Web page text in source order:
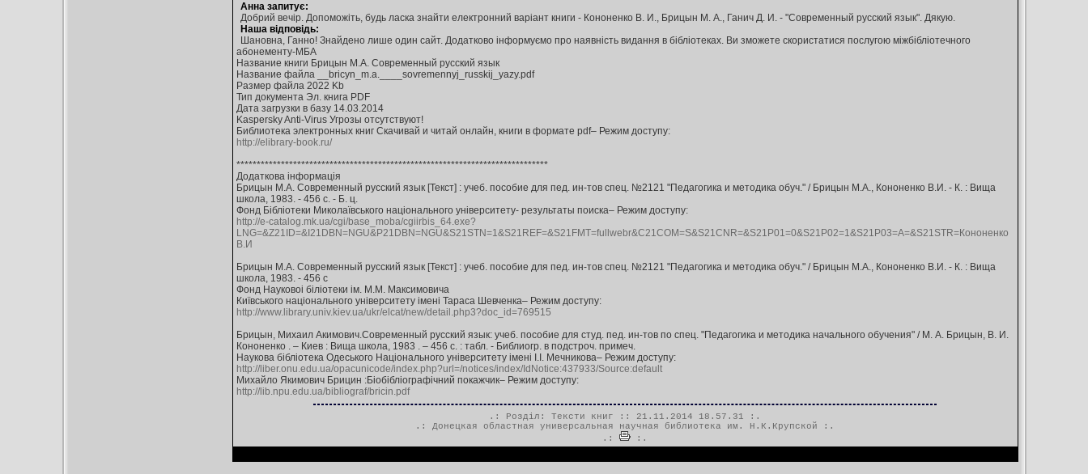
Анна запитує:
Добрий вечір. Допоможіть, будь ласка знайти електронний варіант книги - Кононенко В. И., Брицын М. А., Ганич Д. И. - "Современный русский язык". Дякую.
Наша відповідь:
Шановна, Ганно! Знайдено лише один сайт. Додатково інформуємо про наявність видання в бібліотеках. Ви зможете скористатися послугою міжбібліотечного
абонементу-МБА
Название книги Брицын М.А. Современный русский язык
Название файла __bricyn_m.a.____sovremennyj_russkij_yazy.pdf
Размер файла 2022 Kb
Тип документа Эл. книга PDF
Дата загрузки в базу 14.03.2014
Kaspersky Anti-Virus Угрозы отсутствуют!
Библиотека электронных книг Скачивай и читай онлайн, книги в формате pdf– Режим доступу:
http://elibrary-book.ru/
*****************************************************************************
Додаткова інформація
Брицын М.А. Современный русский язык [Текст] : учеб. пособие для пед. ин-тов спец. №2121 "Педагогика и методика обуч." / Брицын М.А., Кононенко В.И. - К. : Вища
школа, 1983. - 456 с. - Б. ц.
Фонд Бібліотеки Миколаївського національного університету- результаты поиска– Режим доступу:
http://e-catalog.mk.ua/cgi/base_moba/cgiirbis_64.exe?
LNG=&Z21ID=&I21DBN=NGU&P21DBN=NGU&S21STN=1&S21REF=&S21FMT=fullwebr&C21COM=S&S21CNR=&S21P01=0&S21P02=1&S21P03=A=&S21STR=Кононенко
В.И
Брицын М.А. Современный русский язык [Текст] : учеб. пособие для пед. ин-тов спец. №2121 "Педагогика и методика обуч." / Брицын М.А., Кононенко В.И. - К. : Вища
школа, 1983. - 456 с
Фонд Науковоі біліотеки ім. М.М. Максимовича
Київського нацiонального унiверситету iменi Тараса Шевченка– Режим доступу:
http://www.library.univ.kiev.ua/ukr/elcat/new/detail.php3?doc_id=769515
Брицын, Михаил Акимович.Современный русский язык: учеб. пособие для студ. пед. ин-тов по спец. "Педагогика и методика начального обучения" / М. А. Брицын, В. И.
Кононенко . – Киев : Вища школа, 1983 . – 456 с. : табл. - Библиогр. в подстроч. примеч.
Наукова бібліотека Одеського Національного університету імені І.І. Мечникова– Режим доступу:
http://liber.onu.edu.ua/opacunicode/index.php?url=/notices/index/IdNotice:437933/Source:default
Михайло Якимович Брицин :Біобібліографічний покажчик– Режим доступу:
http://lib.npu.edu.ua/bibliograf/bricin.pdf
.: Розділ: Тексти книг :: 21.11.2014 18.57.31 :.
.: Донецкая областная универсальная научная библиотека им. Н.К.Крупской :.
.:
:.